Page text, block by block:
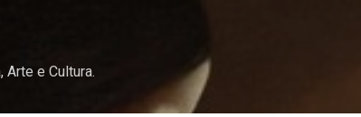
Arte e Cultura.